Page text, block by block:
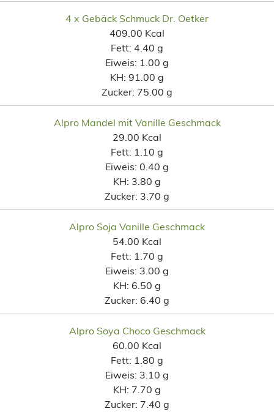
4 x Gebäck Schmuck Dr. Oetker
409.00 Kcal
Fett: 4.40 g
Eiweis: 1.00 g
KH: 91.00 g
Zucker: 75.00 g
Alpro Mandel mit Vanille Geschmack
29.00 Kcal
Fett: 1.10 g
Eiweis: 0.40 g
KH: 3.80 g
Zucker: 3.70 g
Alpro Soja Vanille Geschmack
54.00 Kcal
Fett: 1.70 g
Eiweis: 3.00 g
KH: 6.50 g
Zucker: 6.40 g
Alpro Soya Choco Geschmack
60.00 Kcal
Fett: 1.80 g
Eiweis: 3.10 g
KH: 7.70 g
Zucker: 7.40 g